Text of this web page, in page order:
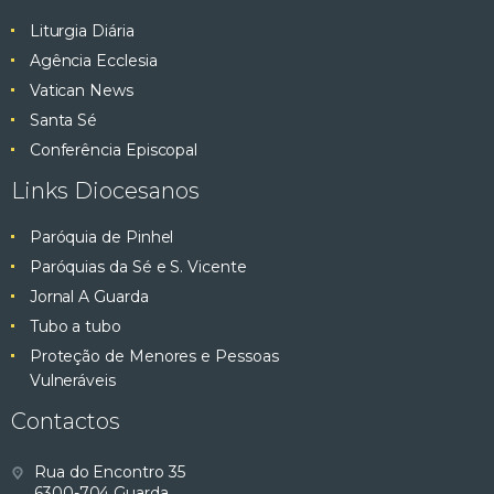
e
E
v
e
n
t
o
s
Liturgia Diária
Agência Ecclesia
Vatican News
Santa Sé
Conferência Episcopal
Links Diocesanos
Paróquia de Pinhel
Paróquias da Sé e S. Vicente
Jornal A Guarda
Tubo a tubo
Proteção de Menores e Pessoas
Vulneráveis
Contactos
Rua do Encontro 35